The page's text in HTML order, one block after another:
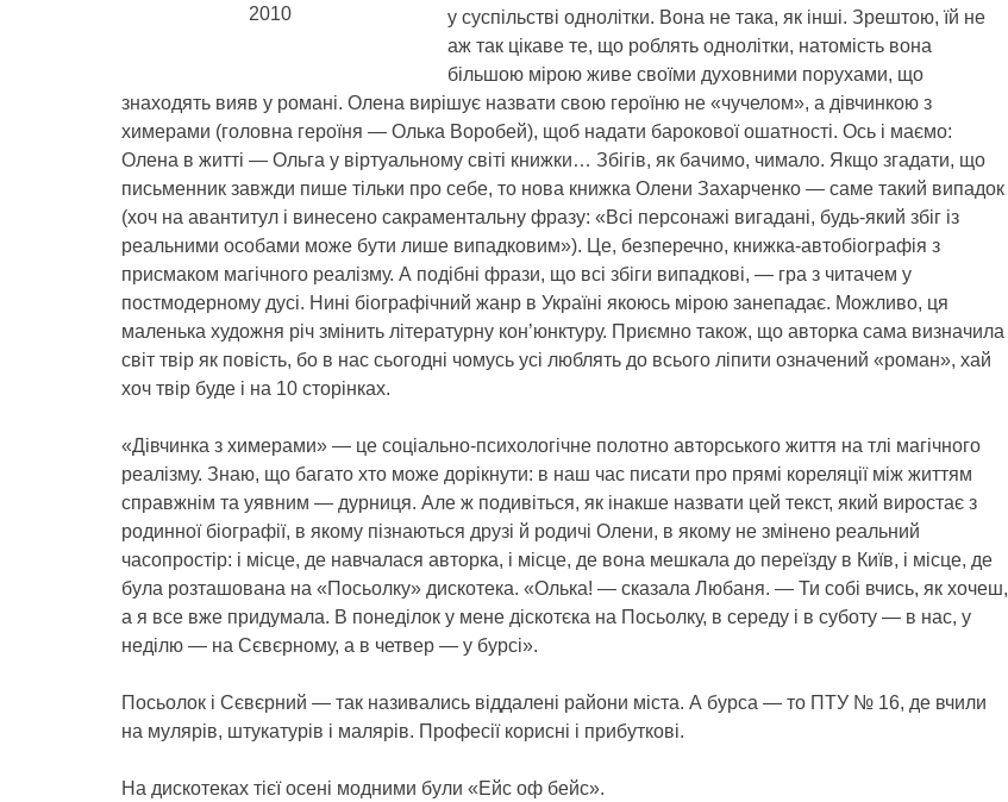
2010
у суспільстві однолітки. Вона не така, як інші. Зрештою, їй не
аж так цікаве те, що роблять однолітки, натомість вона
більшою мірою живе своїми духовними порухами, що
знаходять вияв у романі. Олена вирішує назвати свою героїню не «чучелом», а дівчинкою з
химерами (головна героїня — Олька Воробей), щоб надати барокової ошатності. Ось і маємо:
Олена в житті — Ольга у віртуальному світі книжки… Збігів, як бачимо, чимало. Якщо згадати, що
письменник завжди пише тільки про себе, то нова книжка Олени Захарченко — саме такий випадок
(хоч на авантитул і винесено сакраментальну фразу: «Всі персонажі вигадані, будь-який збіг із
реальними особами може бути лише випадковим»). Це, безперечно, книжка-автобіографія з
присмаком магічного реалізму. А подібні фрази, що всі збіги випадкові, — гра з читачем у
постмодерному дусі. Нині біографічний жанр в Україні якоюсь мірою занепадає. Можливо, ця
маленька художня річ змінить літературну кон’юнктуру. Приємно також, що авторка сама визначила
світ твір як повість, бо в нас сьогодні чомусь усі люблять до всього ліпити означений «роман», хай
хоч твір буде і на 10 сторінках.
«Дівчинка з химерами» — це соціально-психологічне полотно авторського життя на тлі магічного
реалізму. Знаю, що багато хто може дорікнути: в наш час писати про прямі кореляції між життям
справжнім та уявним — дурниця. Але ж подивіться, як інакше назвати цей текст, який виростає з
родинної біографії, в якому пізнаються друзі й родичі Олени, в якому не змінено реальний
часопростір: і місце, де навчалася авторка, і місце, де вона мешкала до переїзду в Київ, і місце, де
була розташована на «Посьолку» дискотека. «Олька! — сказала Любаня. — Ти собі вчись, як хочеш,
а я все вже придумала. В понеділок у мене діскотєка на Посьолку, в середу і в суботу — в нас, у
неділю — на Сєвєрному, а в четвер — у бурсі».
Посьолок і Сєвєрний — так називались віддалені райони міста. А бурса — то ПТУ № 16, де вчили
на мулярів, штукатурів і малярів. Професії корисні і прибуткові.
На дискотеках тієї осені модними були «Ейс оф бейс».